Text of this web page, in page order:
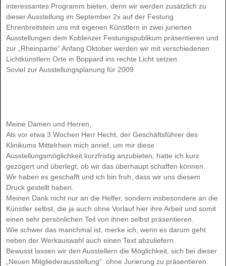
interessantes Programm bieten, denn wir werden zusätzlich zu
dieser Ausstellung im September 2x auf der Festung
Ehrenbreitstein uns mit eigenen Künstlern in zwei jurierten
Ausstellungen dem Koblenzer Festungspublikum präsentieren und
zur „Rheinpartie“ Anfang Oktober werden wir mit verschiedenen
Lichtkünstlern Orte in Boppard ins rechte Licht setzen.
Soviel zur Ausstellungsplanung für 2009
Meine Damen und Herren,
Als vor etwa 3 Wochen Herr Hecht, der Geschäftsführer des
Klinikums Mittelrhein mich anrief, um mir diese
Ausstellungsmöglichkeit kurzfristig anzubieten, hatte ich kurz
gezögert und überlegt, ob wir das überhaupt schaffen können.
Wir haben es geschafft und ich bin froh, dass wir uns diesem
Druck gestellt haben.
Meinen Dank nicht nur an die Helfer, sondern insbesondere an die
Künstler selbst, die ja auch ohne Vorlauf hier ihre Arbeit und somit
einen sehr persönlichen Teil von ihnen selbst präsentieren.
Wie schwer das manchmal ist, merke ich, wenn es darum geht
neben der Werkauswahl auch einen Text abzuliefern.
Bewusst lassen wir den Ausstellern die Möglichkeit, sich bei dieser
„Neuen Mitgliederausstellung“ ohne Jurierung zu präsentieren.